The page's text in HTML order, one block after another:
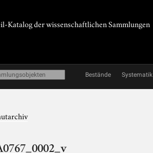
Katalog der wissenschaftlichen Sammlungen
Bestände Systematik